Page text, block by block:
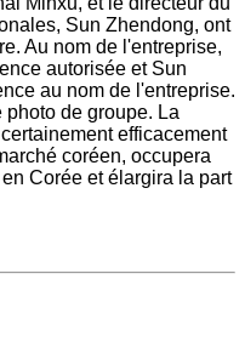
Sun Zhendong, ont
Au nom de l'entreprise,
autorisée et Sun
au nom de l'entreprise.
de groupe. La
efficacement
coréen, occupera
Corée et élargira la part